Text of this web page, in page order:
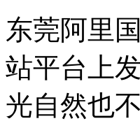
东莞阿里
站平台上
光自然也